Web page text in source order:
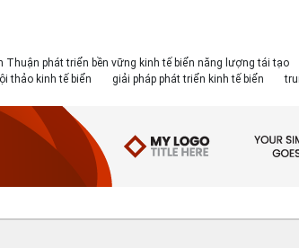
Thuận phát triển bền vững kinh tế biển năng lượng tái tạo
thảo kinh tế biển giải pháp phát triển kinh tế biển